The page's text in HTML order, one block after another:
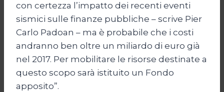
con certezza l’impatto dei recenti eventi
sismici sulle finanze pubbliche – scrive Pier
Carlo Padoan – ma è probabile che i costi
andranno ben oltre un miliardo di euro già
nel 2017. Per mobilitare le risorse destinate a
questo scopo sarà istituito un Fondo
apposito”.